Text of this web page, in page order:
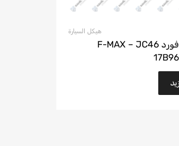
هيكل السيارة
شبكة مصد فورد F-MAX – JC46